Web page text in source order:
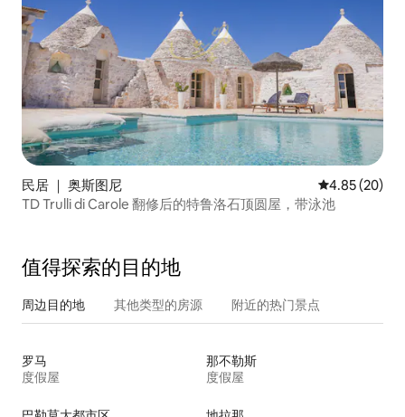
公里（ 1小时15分钟） 布林迪西机场： 40
公里（ 30分钟） 马雷： 10公里（ 15分
钟） Supermercato ： 2公里（ 3分钟）
Farmacia ： 2.5公里（ 5分钟） Ospedale
： 5公里（ 8分钟） 火车站： 7公里（ 11分
钟） 附近英文版： 巴里机场： 100公里（
1小时15分钟） 布林迪西机场： 40公里（
30分钟车程） 海上： 10公里（ 15分钟）
超市： 2公里（ 3分钟） 药房： 2.5公里（
5分钟） 医院： 5公里（ 8分钟） 火车站：
7公里（ 11分钟） 住宿费不包含电费和水
费。 用电费将由房客自行承担（电费为
0.30欧元，水费为2.50欧元/立方米）。 英
为0.30欧元/千瓦，水费为2.50欧元/立方
民居 ｜ 奥斯图尼 平均评分
4.85 (20)
TD Trulli di Carole 翻修后的特鲁洛石顶圆屋，带泳池
值得探索的目的地
周边目的地 其他类型的房源 附近的热门景点
罗马
度假屋
那不勒斯
度假屋